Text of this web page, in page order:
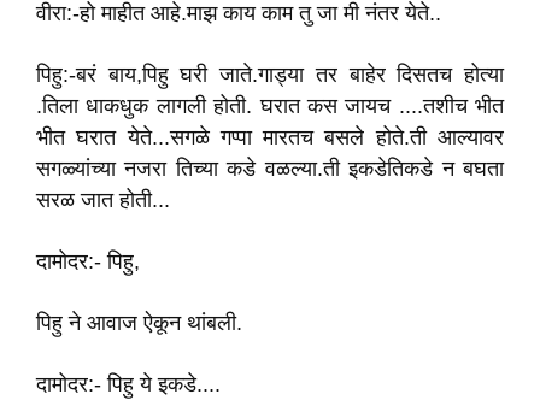
वीरा:-हो माहीत आहे.माझ काय काम‌ तु जा मी नंतर येते..
पिहु:-बरं बाय,पिहु घरी जाते.गाड्या तर बाहेर दिसतच होत्या‌
.तिला धाकधुक लागली होती. घरात कस जायच ....तशीच भीत
भीत घरात येते...सगळे गप्पा मारतच बसले होते.ती आल्यावर
सगळ्यांच्या नजरा तिच्या कडे वळल्या.ती इकडेतिकडे न बघता
सरळ‌ जात होती...
दामोदर:- पिहु,
पिहु ने आवाज ऐकून थांबली.
दामोदर:- पिहु ये‌ इकडे....